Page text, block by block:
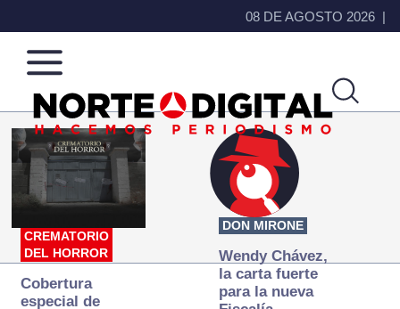
08 DE AGOSTO 2026
Norte
de
Ciudad
Más
que
noticias,
hacemos periodismo
CREMATORIO
DEL HORROR
Cobertura
especial de
DON MIRONE
Wendy Chávez,
la carta fuerte
para la nueva